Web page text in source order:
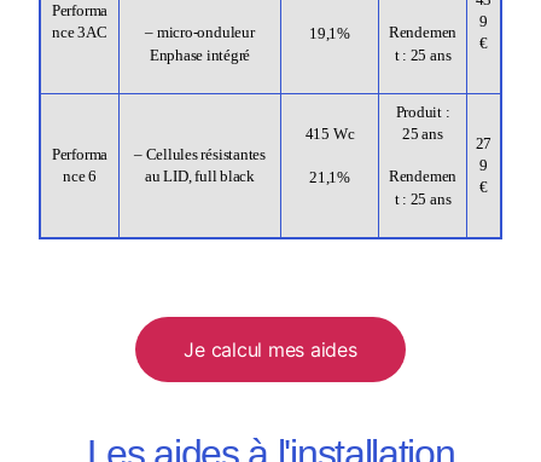
Performa
nce 3AC
– micro-onduleur
Enphase intégré
19,1%
Rendemen
t : 25 ans
9
€
Performa
nce 6
– Cellules résistantes
au LID, full black
415 Wc
21,1%
Produit :
25 ans
Rendemen
t : 25 ans
27
9
€
Je calcul mes aides
Les aides à l'installation